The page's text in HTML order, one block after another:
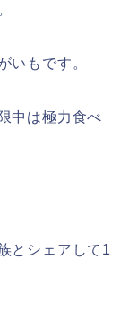
いもです。
中は極力食べ
とシェアして1